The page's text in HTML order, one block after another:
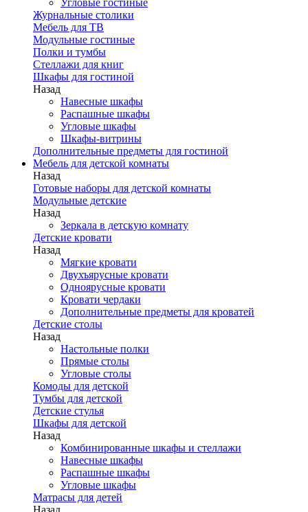
Угловые гостиные
Журнальные столики
Мебель для ТВ
Модульные гостиные
Полки и тумбы
Стеллажи для книг
Шкафы для гостиной
Назад
Навесные шкафы
Распашные шкафы
Угловые шкафы
Шкафы-витрины
Дополнительные предметы для гостиной
Мебель для детской комнаты
Назад
Готовые наборы для детской комнаты
Модульные детские
Назад
Зеркала в детскую комнату
Детские кровати
Назад
Мягкие кровати
Двухъярусные кровати
Одноярусные кровати
Кровати чердаки
Дополнительные предметы для кроватей
Детские столы
Назад
Настольные полки
Прямые столы
Угловые столы
Комоды для детской
Тумбы для детской
Детские стулья
Шкафы для детской
Назад
Комбинированные шкафы и стеллажи
Навесные шкафы
Распашные шкафы
Угловые шкафы
Матрасы для детей
Назад